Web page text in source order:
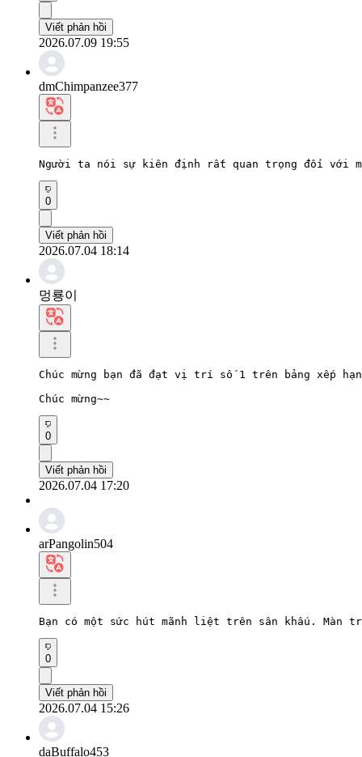
Viết phản hồi
2026.07.09 19:55
dmChimpanzee377
Người ta nói sự kiên định rất quan trọng đối với
0
Viết phản hồi
2026.07.04 18:14
멍룡이
Chúc mừng bạn đã đạt vị trí số 1 trên bảng xếp
Chúc mừng~~
0
Viết phản hồi
2026.07.04 17:20
arPangolin504
Bạn có một sức hút mãnh liệt trên sân khấu.
0
Viết phản hồi
2026.07.04 15:26
daBuffalo453